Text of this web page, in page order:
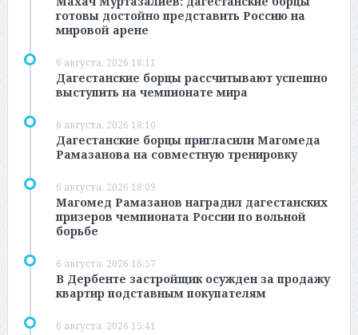
готовы достойно представить Россию на
мировой арене
6 августа, 2026 18:11
Дагестанские борцы рассчитывают успешно
выступить на чемпионате мира
6 августа, 2026 18:10
Дагестанские борцы пригласили Магомеда
Рамазанова на совместную тренировку
6 августа, 2026 18:09
Магомед Рамазанов наградил дагестанских
призеров чемпионата России по вольной
борьбе
6 августа, 2026 16:57
В Дербенте застройщик осужден за продажу
квартир подставным покупателям
6 августа, 2026 15:41